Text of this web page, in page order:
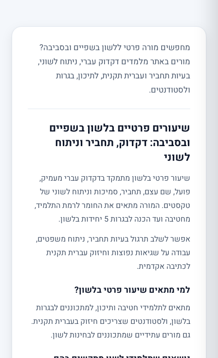
מחפשים מורה פרטי ללשון בשפיים ובסביבה?
מורים באתר מלמדים דקדוק עברי, ניתוח לשוני,
בעיות תחביר ועברית תקנית, לתיכון, בגרות
ולסטודנטים.
שיעורים פרטיים בלשון בשפיים
ובסביבה: דקדוק, תחביר וניתוח
לשוני
שיעור פרטי בלשון מתמקד בדקדוק עברי מעמיק,
פועל, שם עצם, תחביר, סמיכות וניתוח לשוני של
טקסטים. המורה מתאים את החומר לרמת התלמיד,
מחטיבה ועד הכנה לבגרות 5 יחידות בלשון.
אפשר לשלב תרגול בעיות תחביר, ניתוח משפטים,
עבודה על שגיאות נפוצות וחיזוק עברית תקנית
לכתיבה אקדמית.
למי מתאים שיעור פרטי בלשון?
מתאים לתלמידי חטיבה ותיכון, למתכוננים לבגרות
בלשון, ולסטודנטים שצריכים חיזוק בעברית תקנית.
גם מורים עתידיים שמתכוננים לבחינות לשון.